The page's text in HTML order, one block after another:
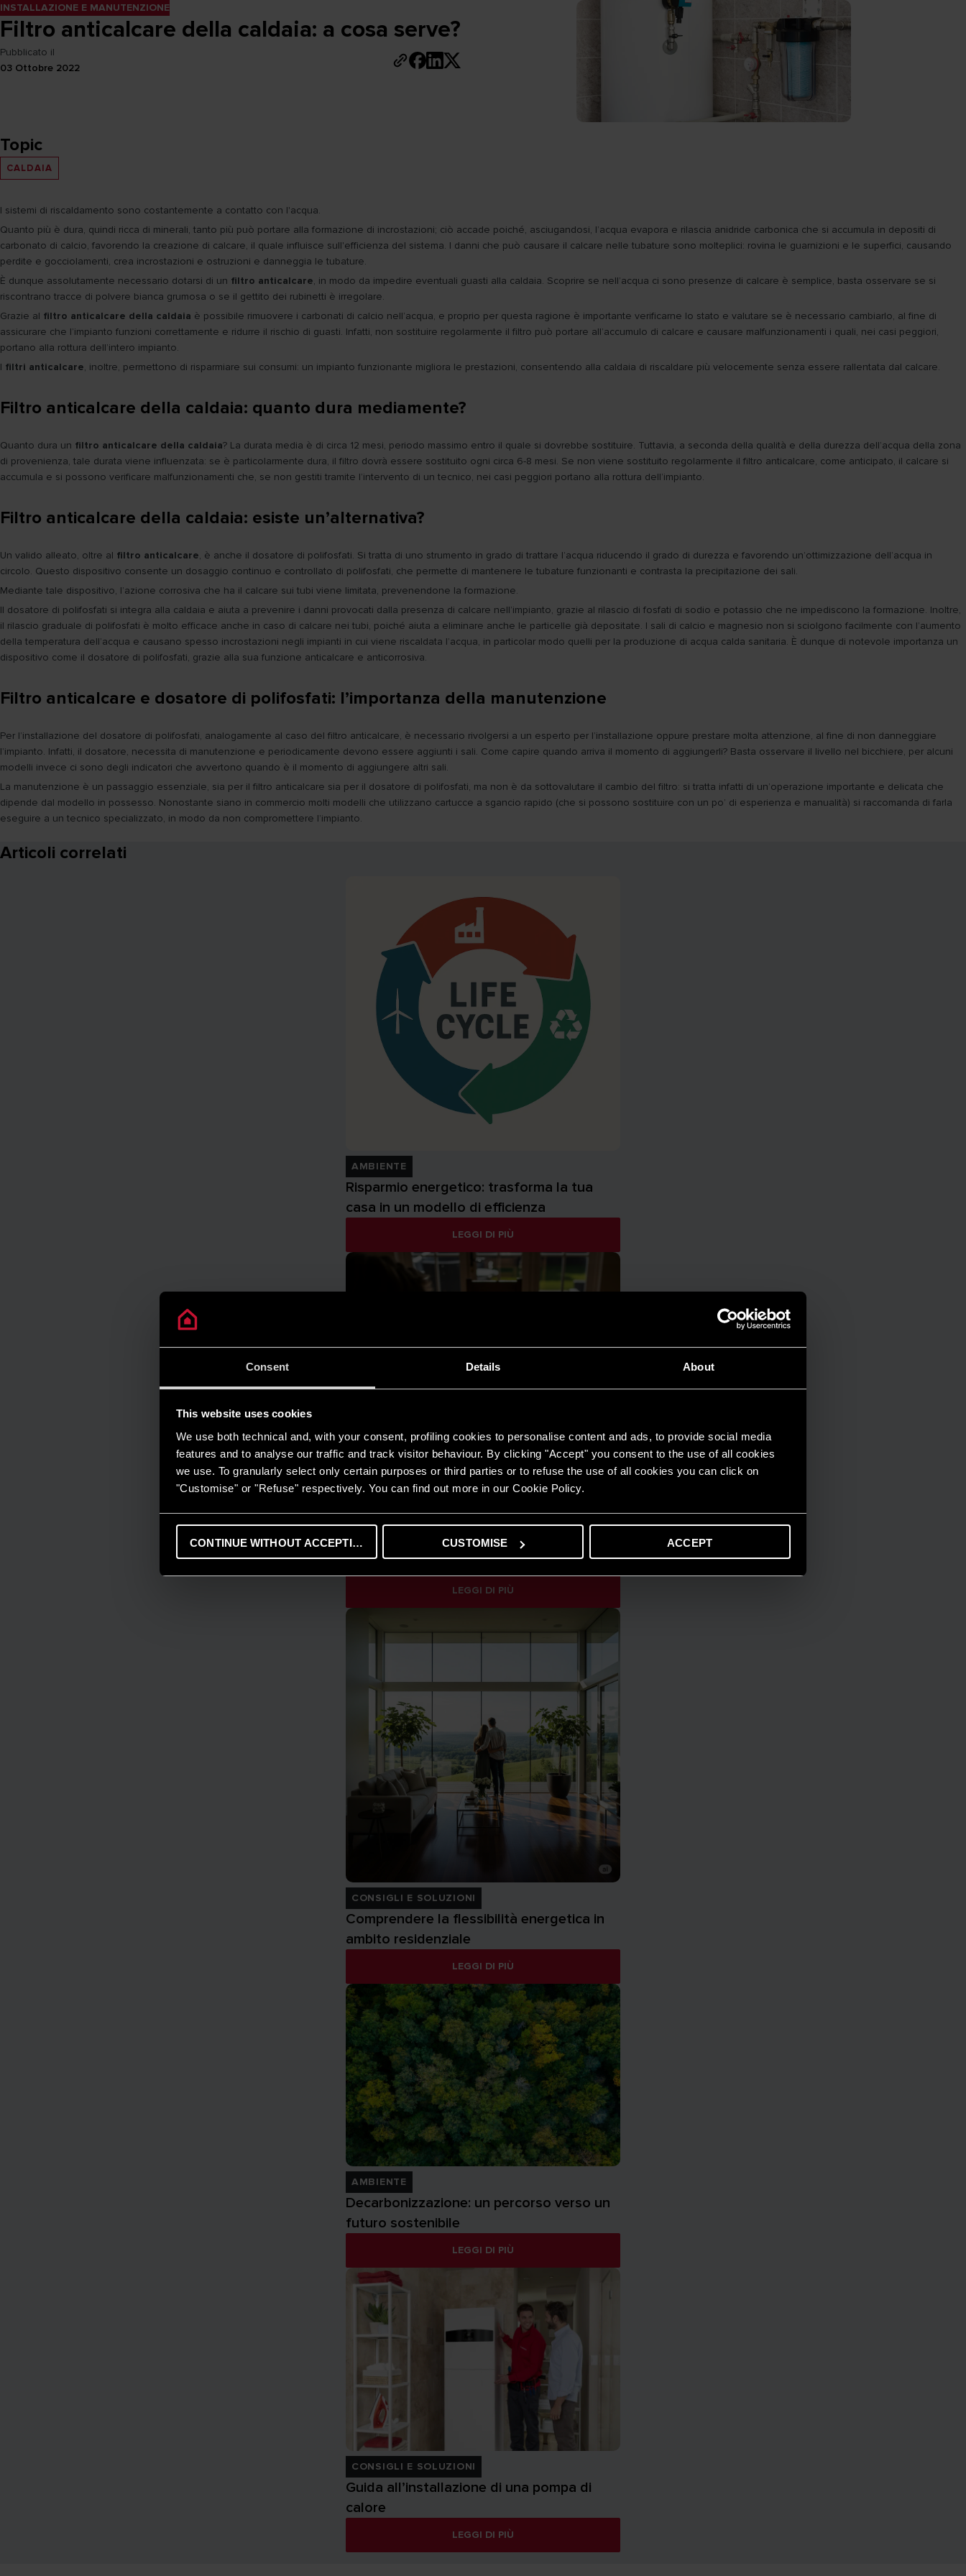
Consent Details About
This website uses cookies
We use both technical and, with your consent, profiling cookies to personalise content and ads, to provide social media
features and to analyse our traffic and track visitor behaviour. By clicking "Accept" you consent to the use of all cookies
we use. To granularly select only certain purposes or third parties or to refuse the use of all cookies you can click on
"Customise" or "Refuse" respectively. You can find out more in our Cookie Policy.
CONTINUE WITHOUT ACCEPTING CUSTOMISE ACCEPT
INSTALLAZIONE E MANUTENZIONE
Filtro anticalcare della caldaia: a cosa serve?
Pubblicato il
03 Ottobre 2022
Topic
CALDAIA
I sistemi di riscaldamento sono costantemente a contatto con l'acqua.
Quanto più è dura, quindi ricca di minerali, tanto più può portare alla formazione di incrostazioni; ciò accade poiché, asciugandosi, l’acqua evapora e rilascia anidride carbonica che si accumula in depositi di
carbonato di calcio, favorendo la creazione di calcare, il quale influisce sull'efficienza del sistema. I danni che può causare il calcare nelle tubature sono molteplici: rovina le guarnizioni e le superfici, causando
perdite e gocciolamenti, crea incrostazioni e ostruzioni e danneggia le tubature.
È dunque assolutamente necessario dotarsi di un filtro anticalcare, in modo da impedire eventuali guasti alla caldaia. Scoprire se nell’acqua ci sono presenze di calcare è semplice, basta osservare se si
riscontrano tracce di polvere bianca grumosa o se il gettito dei rubinetti è irregolare.
Grazie al filtro anticalcare della caldaia è possibile rimuovere i carbonati di calcio nell’acqua, e proprio per questa ragione è importante verificarne lo stato e valutare se è necessario cambiarlo, al fine di
assicurare che l’impianto funzioni correttamente e ridurre il rischio di guasti. Infatti, non sostituire regolarmente il filtro può portare all’accumulo di calcare e causare malfunzionamenti i quali, nei casi peggiori,
portano alla rottura dell’intero impianto.
I filtri anticalcare, inoltre, permettono di risparmiare sui consumi: un impianto funzionante migliora le prestazioni, consentendo alla caldaia di riscaldare più velocemente senza essere rallentata dal calcare.
Filtro anticalcare della caldaia: quanto dura mediamente?
Quanto dura un filtro anticalcare della caldaia? La durata media è di circa 12 mesi, periodo massimo entro il quale si dovrebbe sostituire. Tuttavia, a seconda della qualità e della durezza dell’acqua della zona
di provenienza, tale durata viene influenzata: se è particolarmente dura, il filtro dovrà essere sostituito ogni circa 6-8 mesi. Se non viene sostituito regolarmente il filtro anticalcare, come anticipato, il calcare si
accumula e si possono verificare malfunzionamenti che, se non gestiti tramite l’intervento di un tecnico, nei casi peggiori portano alla rottura dell’impianto.
Filtro anticalcare della caldaia: esiste un’alternativa?
Un valido alleato, oltre al filtro anticalcare, è anche il dosatore di polifosfati. Si tratta di uno strumento in grado di trattare l’acqua riducendo il grado di durezza e favorendo un’ottimizzazione dell’acqua in
circolo. Questo dispositivo consente un dosaggio continuo e controllato di polifosfati, che permette di mantenere le tubature funzionanti e contrasta la precipitazione dei sali.
Mediante tale dispositivo, l’azione corrosiva che ha il calcare sui tubi viene limitata, prevenendone la formazione.
Il dosatore di polifosfati si integra alla caldaia e aiuta a prevenire i danni provocati dalla presenza di calcare nell’impianto, grazie al rilascio di fosfati di sodio e potassio che ne impediscono la formazione. Inoltre,
il rilascio graduale di polifosfati è molto efficace anche in caso di calcare nei tubi, poiché aiuta a eliminare anche le particelle già depositate. I sali di calcio e magnesio non si sciolgono facilmente con l’aumento
della temperatura dell’acqua e causano spesso incrostazioni negli impianti in cui viene riscaldata l’acqua, in particolar modo quelli per la produzione di acqua calda sanitaria. È dunque di notevole importanza un
dispositivo come il dosatore di polifosfati, grazie alla sua funzione anticalcare e anticorrosiva.
Filtro anticalcare e dosatore di polifosfati: l’importanza della manutenzione
Per l’installazione del dosatore di polifosfati, analogamente al caso del filtro anticalcare, è necessario rivolgersi a un esperto per l’installazione oppure prestare molta attenzione, al fine di non danneggiare
l’impianto. Infatti, il dosatore, necessita di manutenzione e periodicamente devono essere aggiunti i sali. Come capire quando arriva il momento di aggiungerli? Basta osservare il livello nel bicchiere, per alcuni
modelli invece ci sono degli indicatori che avvertono quando è il momento di aggiungere altri sali.
La manutenzione è un passaggio essenziale, sia per il filtro anticalcare sia per il dosatore di polifosfati, ma non è da sottovalutare il cambio del filtro: si tratta infatti di un’operazione importante e delicata che
dipende dal modello in possesso. Nonostante siano in commercio molti modelli che utilizzano cartucce a sgancio rapido (che si possono sostituire con un po’ di esperienza e manualità) si raccomanda di farla
eseguire a un tecnico specializzato, in modo da non compromettere l’impianto.
Articoli correlati
AMBIENTE
Risparmio energetico: trasforma la tua
casa in un modello di efficienza
LEGGI DI PIÙ
GUIDA AL RISPARMIO
Quanto consuma un condizionatore?
LEGGI DI PIÙ
CONSIGLI E SOLUZIONI
Comprendere la flessibilità energetica in
ambito residenziale
LEGGI DI PIÙ
AMBIENTE
Decarbonizzazione: un percorso verso un
futuro sostenibile
LEGGI DI PIÙ
CONSIGLI E SOLUZIONI
Guida all’installazione di una pompa di
calore
LEGGI DI PIÙ